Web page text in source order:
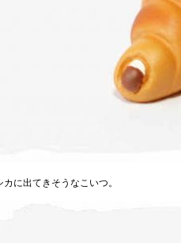
カに出てきそうなこいつ。